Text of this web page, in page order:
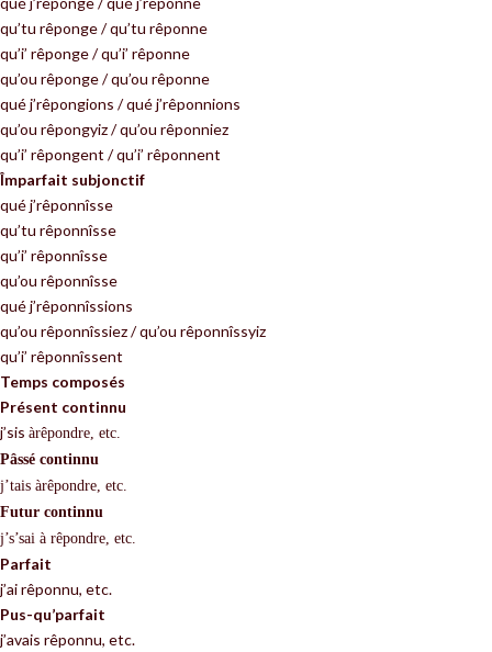
qu’tu rêponge / qu’tu rêponne
qu’i’ rêponge / qu’i’ rêponne
qu’ou rêponge / qu’ou rêponne
qué j’rêpongions / qué j’rêponnions
qu’ou rêpongyiz / qu’ou rêponniez
qu’i’ rêpongent / qu’i’ rêponnent
Împarfait subjonctif
qué j’rêponnîsse
qu’tu rêponnîsse
qu’i’ rêponnîsse
qu’ou rêponnîsse
qué j’rêponnîssions
qu’ou rêponnîssiez / qu’ou rêponnîssyiz
qu’i’ rêponnîssent
Temps composés
Présent continnu
j’sis àrêpondre, etc.
Pâssé continnu
j’tais àrêpondre, etc.
Futur continnu
j’s’sai à rêpondre, etc.
Parfait
j’ai rêponnu, etc.
Pus-qu’parfait
j’avais rêponnu, etc.